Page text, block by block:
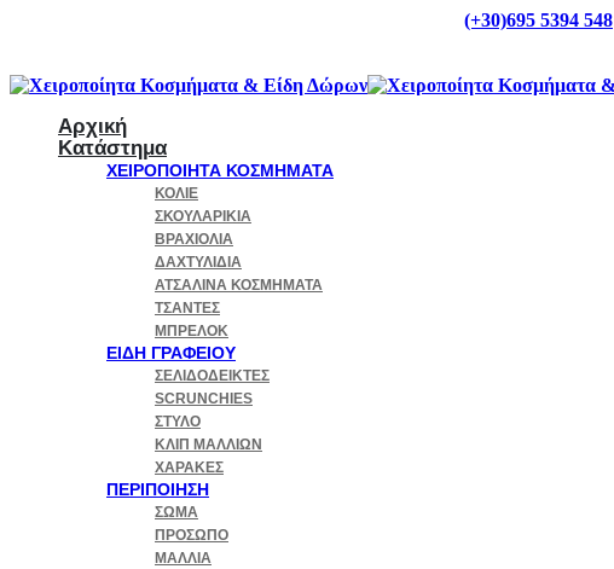
(+30)695 5394 548
Αρχική
Κατάστημα
ΧΕΙΡΟΠΟΊΗΤΑ ΚΟΣΜΉΜΑΤΑ
ΚΟΛΙΈ
ΣΚΟΥΛΑΡΊΚΙΑ
ΒΡΑΧΙΌΛΙΑ
ΔΑΧΤΥΛΊΔΙΑ
ΑΤΣΆΛΙΝΑ ΚΟΣΜΉΜΑΤΑ
ΤΣΆΝΤΕΣ
ΜΠΡΕΛΌΚ
ΕΊΔΗ ΓΡΑΦΕΊΟΥ
ΣΕΛΙΔΟΔΕΊΚΤΕΣ
SCRUNCHIES
ΣΤΥΛΌ
ΚΛΙΠ ΜΑΛΛΙΏΝ
ΧΆΡΑΚΕΣ
ΠΕΡΙΠΟΊΗΣΗ
ΣΏΜΑ
ΠΡΌΣΩΠΟ
ΜΑΛΛΙΆ